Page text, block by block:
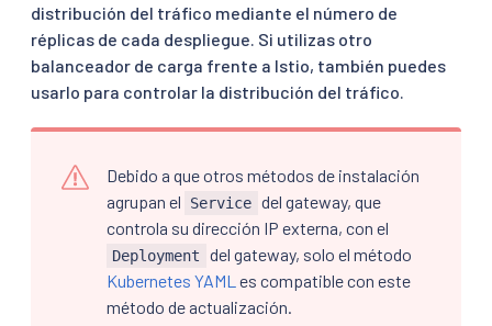
distribución del tráfico mediante el número de
réplicas de cada despliegue. Si utilizas otro
balanceador de carga frente a Istio, también puedes
usarlo para controlar la distribución del tráfico.
Debido a que otros métodos de instalación
agrupan el
Service del gateway, que
controla su dirección IP externa, con el
Deployment
del gateway, solo el método
Kubernetes YAML es compatible con este
método de actualización.